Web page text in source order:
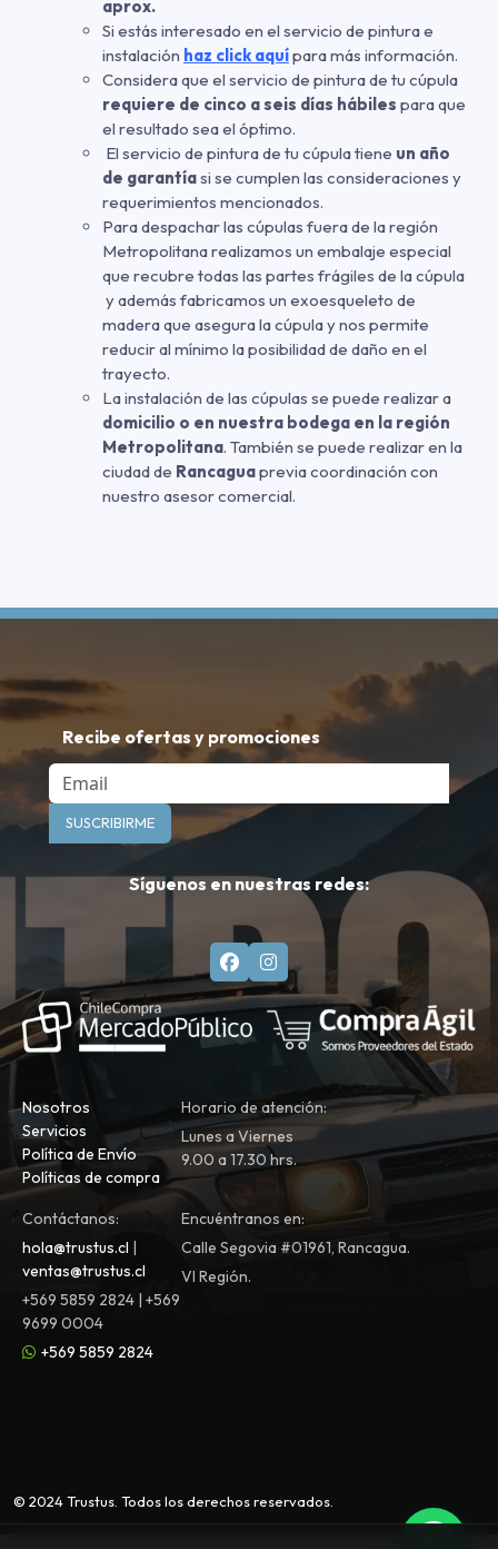
aprox.
Si estás interesado en el servicio de pintura e
instalación haz click aquípara más información.
Considera que el servicio de pintura de tu cúpula
requiere de cinco a seis días hábiles para que
el resultado sea el óptimo.
El servicio de pintura de tu cúpula tiene un año
de garantíasi se cumplen las consideraciones y
requerimientos mencionados.
Para despachar las cúpulas fuera de la región
Metropolitana realizamos un embalaje especial
que recubre todas las partes frágiles de la cúpula
y además fabricamos un exoesqueleto de
madera que asegura la cúpula y nos permite
reducir al mínimo la posibilidad de daño en el
trayecto.
La instalación de las cúpulas se puede realizar a
domicilio o en nuestra bodega en la región
Metropolitana. También se puede realizar en la
ciudad de Rancaguaprevia coordinación con
nuestro asesor comercial.
Recibe ofertas y promociones
Email
SUSCRIBIRME
Síguenos en nuestras redes:
Nosotros
Servicios
Política de Envío
Políticas de compra
Horario de atención:
Lunes a Viernes
9.00 a 17.30 hrs.
Contáctanos:
hola@trustus.cl
ventas@trustus.cl
+569 5859 2824 | +569
9699 0004
+569 5859 2824
Encuéntranos en:
Calle Segovia #01961, Rancagua.
VI Región.
© 2024 Trustus. Todos los derechos reservados.